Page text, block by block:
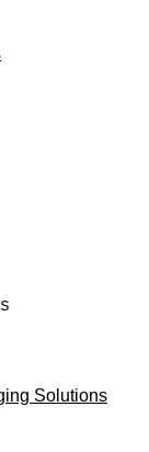
Solutions